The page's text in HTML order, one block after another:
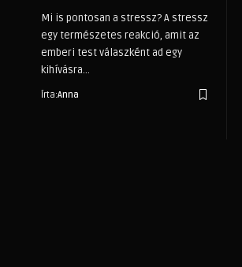
Mi is pontosan a stressz? A stressz
egy természetes reakció, amit az
emberi test válaszként ad egy
kihívásra…
Írta:Anna